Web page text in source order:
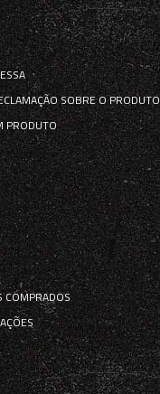
SOBRE O PRODUTO
PRODUTO
COMPRADOS